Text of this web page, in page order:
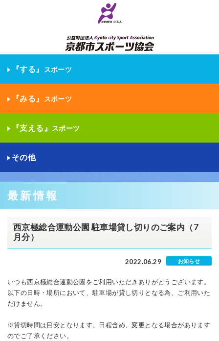
『する』 スポーツ
『みる』 スポーツ
『支える』 スポーツ
その他
最新情報
西京極総合運動公園 駐車場貸し切りのご案内（7
月分）
2022.06.29 お知らせ
いつも西京極総合運動公園をご利用いただきありがとうございます。
以下の日時・場所において、駐車場が貸し切りとなる為、ご利用いた
だけません。
※貸切時間は目安となります。日程含め、変更となる場合があります
のでご了承ください。